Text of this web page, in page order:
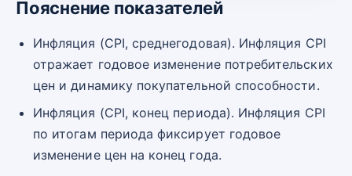
Пояснение показателей
Инфляция (CPI, среднегодовая). Инфляция CPI
отражает годовое изменение потребительских
цен и динамику покупательной способности.
Инфляция (CPI, конец периода). Инфляция CPI
по итогам периода фиксирует годовое
изменение цен на конец года.